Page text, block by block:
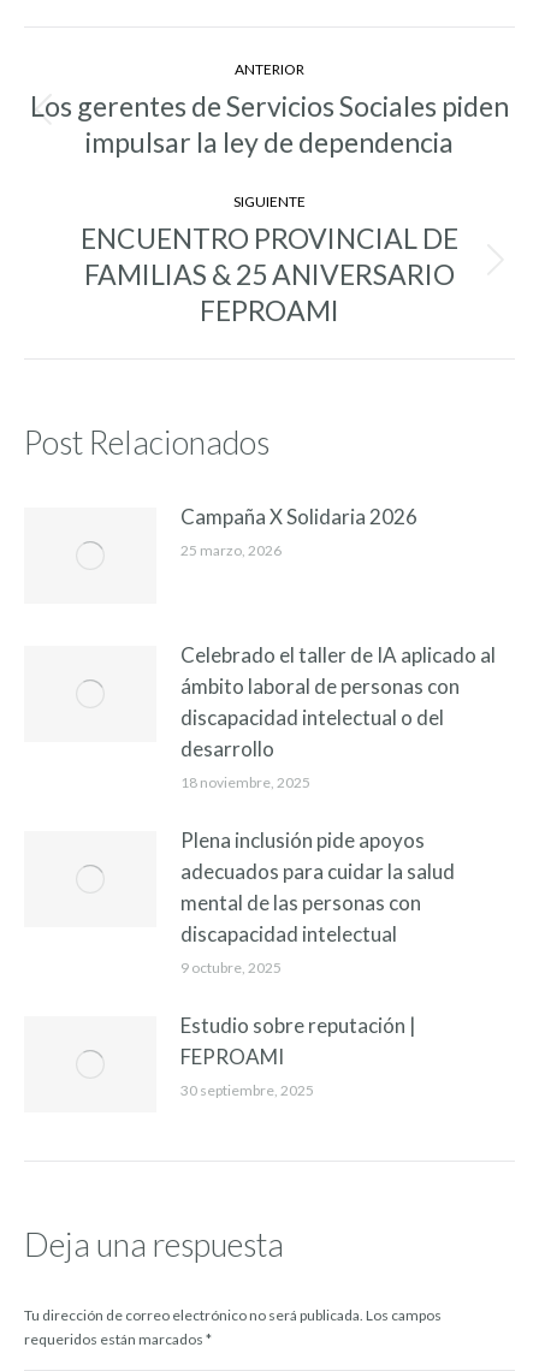
Navegación
entre
entradas
ANTERIOR
Entrada
anterior:
Los gerentes de Servicios Sociales piden
impulsar la ley de dependencia
SIGUIENTE
Entrada
siguiente:
ENCUENTRO PROVINCIAL DE
FAMILIAS & 25 ANIVERSARIO
FEPROAMI
Post Relacionados
Campaña X Solidaria 2026
25 marzo, 2026
Celebrado el taller de IA aplicado al
ámbito laboral de personas con
discapacidad intelectual o del
desarrollo
18 noviembre, 2025
Plena inclusión pide apoyos
adecuados para cuidar la salud
mental de las personas con
discapacidad intelectual
9 octubre, 2025
Estudio sobre reputación |
FEPROAMI
30 septiembre, 2025
Deja una respuesta
Tu dirección de correo electrónico no será publicada. Los campos
requeridos están marcados *